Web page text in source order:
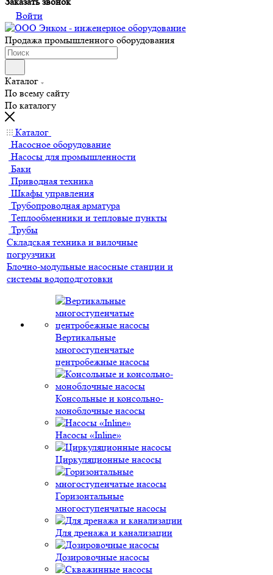
Войти
Продажа промышленного оборудования
Каталог
По всему сайту
По каталогу
Каталог
Насосное оборудование
Насосы для промышленности
Баки
Приводная техника
Шкафы управления
Трубопроводная арматура
Теплообменники и тепловые пункты
Трубы
Складская техника и вилочные
погрузчики
Блочно-модульные насосные станции и
системы водоподготовки
Вертикальные
многоступенчатые
центробежные насосы
Консольные и консольно-
моноблочные насосы
Насосы «Inline»
Циркуляционные насосы
Горизонтальные
многоступенчатые насосы
Для дренажа и канализации
Дозировочные насосы